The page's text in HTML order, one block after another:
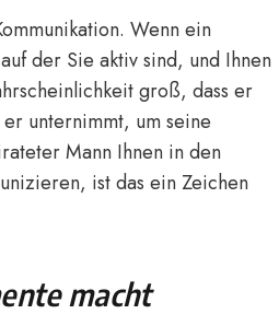
Wenn ein
der Sie aktiv sind, und Ihnen
groß, dass er
unternimmt, um seine
Mann Ihnen in den
ist das ein Zeichen
macht